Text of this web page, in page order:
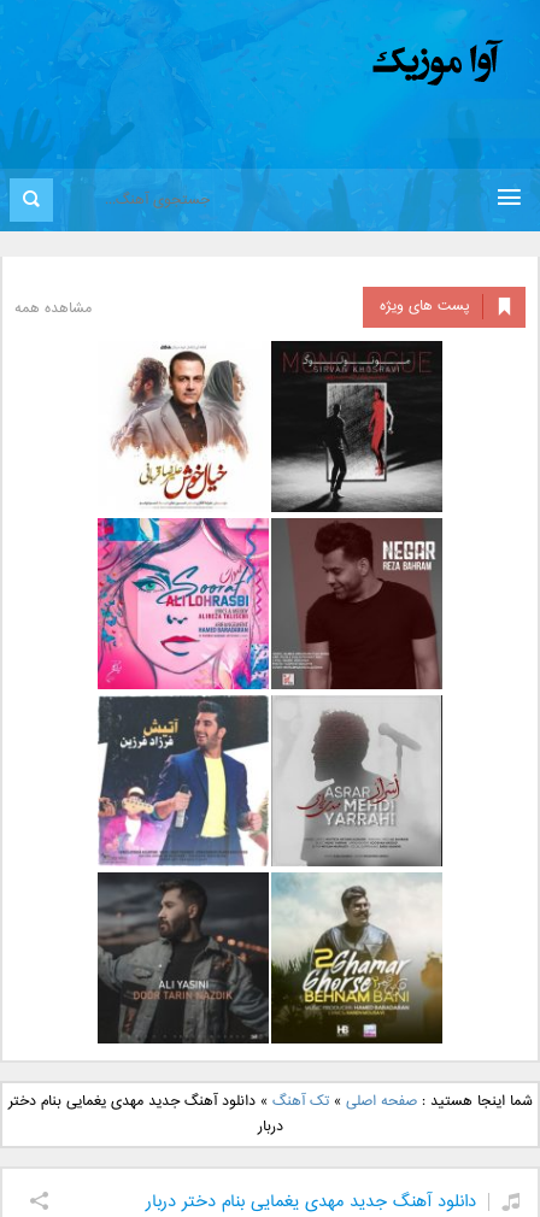
پست های ویژه مشاهده همه
دانلود آلبوم جدید سیروان
خسروی بنام مونولوگ
دانلود آهنگ جدید علیرضا
قربانی بنام خیال خوش
دانلود آهنگ جدید رضا
بهرام بنام نگار
دانلود آهنگ جدید علی
لهراسبی بنام صورت
دانلود آهنگ جدید مهدی
یراحی بنام اسرار
دانلود آهنگ جدید فرزاد
فرزین بنام آتیش
دانلود آهنگ جدید بهنام
بانی بنام قرص قمر 2
دانلود آهنگ جدید علی
یاسینی بنام دورترین نزدیک
شما اینجا هستید :صفحه اصلی »تک آهنگ »دانلود آهنگ جدید مهدی یغمایی بنام دختر
دربار
دانلود آهنگ جدید مهدی یغمایی بنام دختر دربار